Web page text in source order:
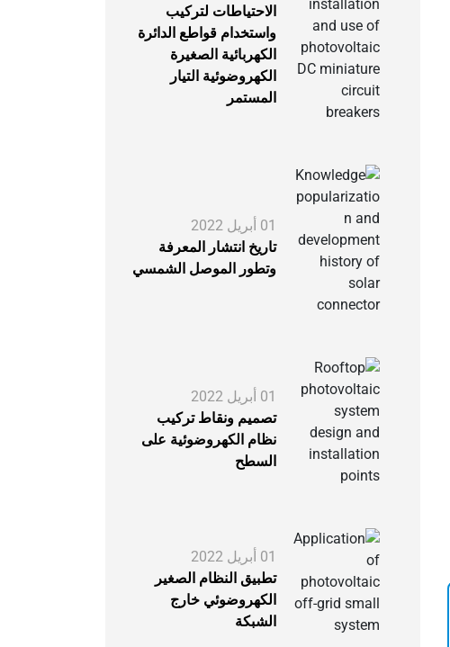
الاحتياطات لتركيب
واستخدام قواطع الدائرة
الكهربائية الصغيرة
الكهروضوئية التيار
المستمر
01 أبريل 2022
تاريخ انتشار المعرفة
وتطور الموصل الشمسي
01 أبريل 2022
تصميم ونقاط تركيب
نظام الكهروضوئية على
السطح
01 أبريل 2022
تطبيق النظام الصغير
الكهروضوئي خارج
الشبكة